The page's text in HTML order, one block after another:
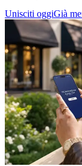
Unisciti oggiGià